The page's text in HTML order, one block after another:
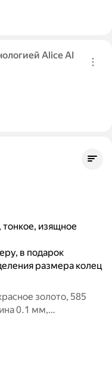
Alice AI
тонкое, изящное
в подарок
размера колец
золото, 585
0.1 мм,